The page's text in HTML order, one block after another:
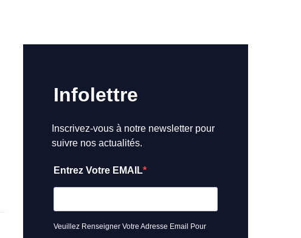
Infolettre
Inscrivez-vous à notre newsletter pour
suivre nos actualités.
Entrez Votre EMAIL
Veuillez Renseigner Votre Adresse Email Pour